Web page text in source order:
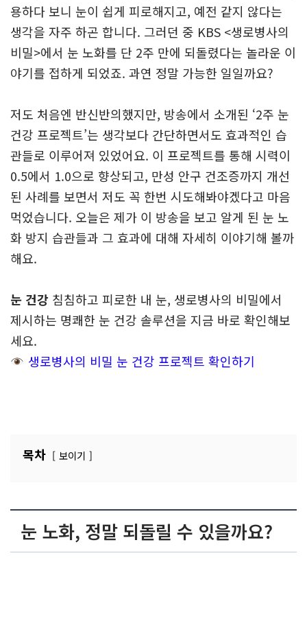
용하다 보니 눈이 쉽게 피로해지고, 예전 같지 않다는
생각을 자주 하곤 합니다. 그러던 중 KBS <생로병사의
비밀>에서 눈 노화를 단 2주 만에 되돌렸다는 놀라운 이
야기를 접하게 되었죠. 과연 정말 가능한 일일까요?
저도 처음엔 반신반의했지만, 방송에서 소개된 ‘2주 눈
건강 프로젝트’는 생각보다 간단하면서도 효과적인 습
관들로 이루어져 있었어요. 이 프로젝트를 통해 시력이
0.5에서 1.0으로 향상되고, 만성 안구 건조증까지 개선
된 사례를 보면서 저도 꼭 한번 시도해봐야겠다고 마음
먹었습니다. 오늘은 제가 이 방송을 보고 알게 된 눈 노
화 방지 습관들과 그 효과에 대해 자세히 이야기해 볼까
해요.
눈 건강 침침하고 피로한 내 눈, 생로병사의 비밀에서
제시하는 명쾌한 눈 건강 솔루션을 지금 바로 확인해보
세요.
생로병사의 비밀 눈 건강 프로젝트 확인하기
목차 보이기
눈 노화, 정말 되돌릴 수 있을까요?